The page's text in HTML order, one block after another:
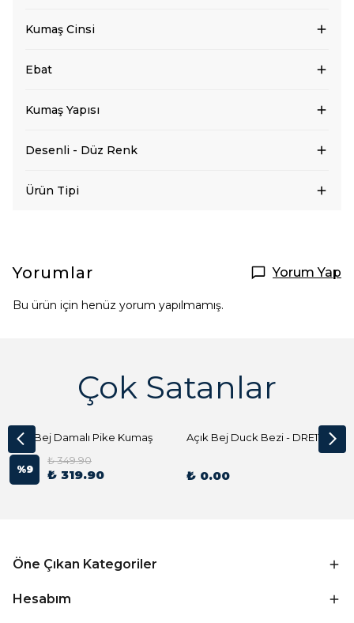
Kumaş Cinsi
Ebat
Kumaş Yapısı
Desenli - Düz Renk
Ürün Tipi
Yorumlar Yorum Yap
Bu ürün için henüz yorum yapılmamış.
Çok Satanlar
Açık Bej Damalı Pike Kumaş
%9
₺ 349.90
₺ 319.90
Açık Bej Duck Bezi - DRE1144 Kumaş Peçete
₺ 0.00
Öne Çıkan Kategoriler
Hesabım